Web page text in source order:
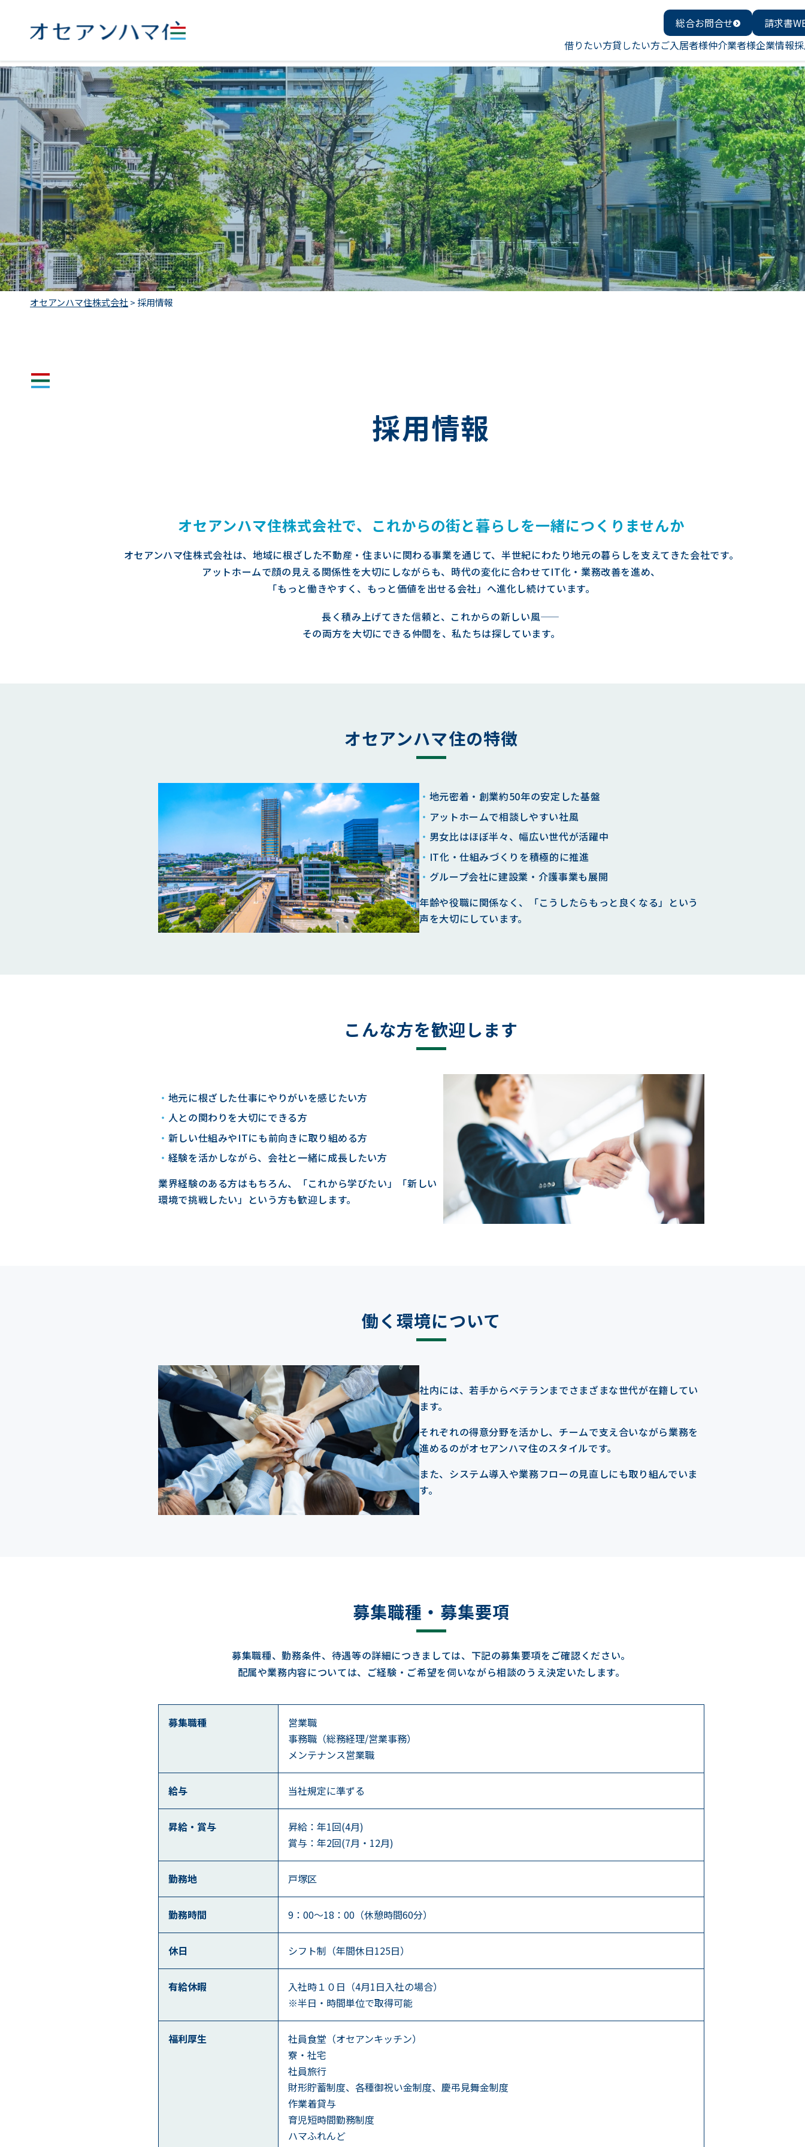
総合お問合せ
請求書
借りたい方貸したい方ご入居者様仲介業者様企業情報
オセアンハマ住株式会社> 採用情報
採用情報
オセアンハマ住株式会社で、これからの街と暮らしを一緒につくりませんか
オセアンハマ住株式会社は、地域に根ざした不動産・住まいに関わる事業を通じて、 半世紀にわたり地元の暮らしを支えてきた会社です。
アットホームで顔の見える関係性を大切にしながらも、時代の変化に合わせてIT化・業務改善を進め、
「もっと働きやすく、もっと価値を出せる会社」へ進化し続けています。
長く積み上げてきた信頼と、これからの新しい風――
その両方を大切にできる仲間を、私たちは探しています。
オセアンハマ住の特徴
地元密着・創業約50年の安定した基盤
アットホームで相談しやすい社風
男女比はほぼ半々、幅広い世代が活躍中
IT化・仕組みづくりを積極的に推進
グループ会社に建設業・介護事業も展開
年齢や役職に関係なく、「こうしたらもっと良くなる」という
声を大切にしています。
こんな方を歓迎します
地元に根ざした仕事にやりがいを感じたい方
人との関わりを大切にできる方
新しい仕組みやITにも前向きに取り組める方
経験を活かしながら、会社と一緒に成長したい方
業界経験のある方はもちろん、「これから学びたい」「新しい
環境で挑戦したい」という方も歓迎します。
働く環境について
社内には、若手からベテランまでさまざまな世代が在籍してい
ます。
それぞれの得意分野を活かし、チームで支え合いながら業務を
進めるのがオセアンハマ住のスタイルです。
また、システム導入や業務フローの見直しにも取り組んでいま
す。
募集職種・募集要項
募集職種、勤務条件、待遇等の詳細につきましては、下記の募集要項をご確認ください。
配属や業務内容については、ご経験・ご希望を伺いながら相談のうえ決定いたします。
募集職種
営業職
事務職（総務経理/営業事務）
メンテナンス営業職
給与 当社規定に準ずる
昇給・賞与
昇給：年1回(4月)
賞与：年2回(7月・12月)
勤務地 戸塚区
勤務時間 9：00～18：00（休憩時間60分）
休日 シフト制（年間休日125日）
有給休暇
入社時１０日（4月1日入社の場合）
※半日・時間単位で取得可能
福利厚生
社員食堂（オセアンキッチン）
寮・社宅
社員旅行
財形貯蓄制度、各種御祝い金制度、慶弔見舞金制度
作業着貸与
育児短時間勤務制度
ハマふれんど